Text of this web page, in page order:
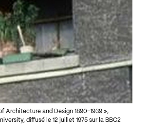
Architecture and Design 1890–1939 »,
diffusé le 12 juillet 1975 sur la BBC2